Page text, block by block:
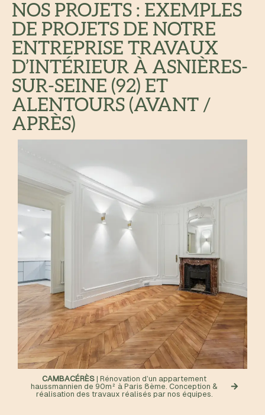
NOS PROJETS : EXEMPLES
DE PROJETS DE NOTRE
ENTREPRISE TRAVAUX
D’INTÉRIEUR À ASNIÈRES-
SUR-SEINE (92) ET
ALENTOURS (AVANT /
APRÈS)
CAMBACÉRÈS | Rénovation d’un appartement
haussmannien de 90m² à Paris 8ème. Conception &
réalisation des travaux réalisés par nos équipes.